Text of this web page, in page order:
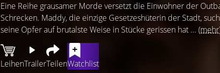
LeihenTrailerTeilenWatchlist
Eine Reihe grausamer Morde versetzt die Einwohner der
Schrecken. Maddy, die einzige Gesetzeshüterin der Stadt,
seine Opfer auf brutalste Weise in Stücke gerissen hat ...